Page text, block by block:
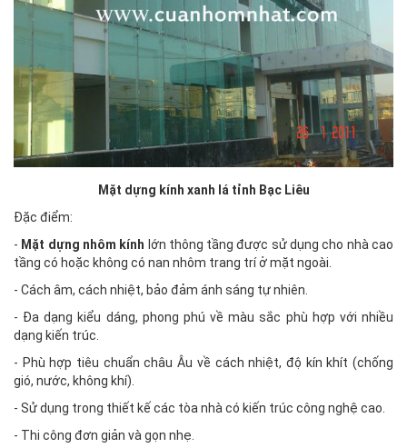
Mặt dựng kính xanh lá tỉnh Bạc Liêu
Đặc điểm:
- Mặt dựng nhôm kính lớn thông tầng được sử dụng cho nhà cao
tầng có hoặc không có nan nhôm trang trí ở mặt ngoài.
- Cách âm, cách nhiệt, bảo đảm ánh sáng tự nhiên.
- Đa dạng kiểu dáng, phong phú về màu sắc phù hợp với nhiều
dạng kiến trúc.
- Phù hợp tiêu chuẩn châu Âu về cách nhiệt, độ kín khít (chống
gió, nước, không khí).
- Sử dụng trong thiết kế các tòa nhà có kiến trúc công nghệ cao.
- Thi công đơn giản và gọn nhẹ.